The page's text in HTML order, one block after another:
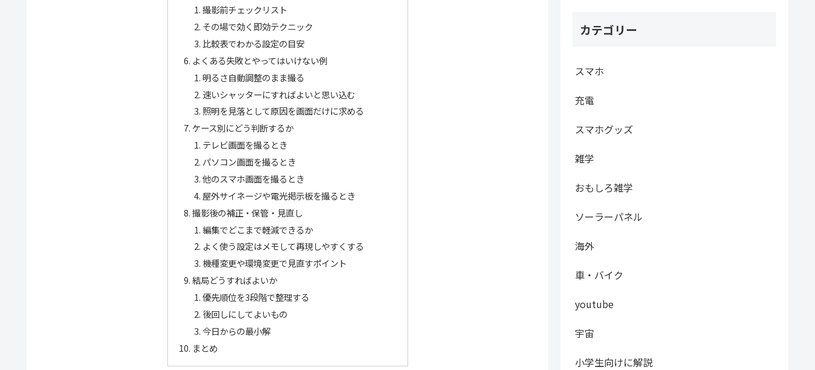
撮影前チェックリスト
その場で効く即効テクニック
比較表でわかる設定の目安
よくある失敗とやってはいけない例
明るさ自動調整のまま撮る
速いシャッターにすればよいと思い込む
照明を見落として原因を画面だけに求める
ケース別にどう判断するか
テレビ画面を撮るとき
パソコン画面を撮るとき
他のスマホ画面を撮るとき
屋外サイネージや電光掲示板を撮るとき
撮影後の補正・保管・見直し
編集でどこまで軽減できるか
よく使う設定はメモして再現しやすくする
機種変更や環境変更で見直すポイント
結局どうすればよいか
優先順位を3段階で整理する
後回しにしてよいもの
今日からの最小解
まとめ
カテゴリー
スマホ
充電
スマホグッズ
雑学
おもしろ雑学
ソーラーパネル
海外
車・バイク
youtube
宇宙
小学生向けに解説